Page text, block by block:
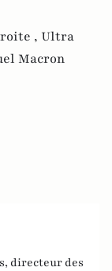
, Ultra
Macron
directeur des